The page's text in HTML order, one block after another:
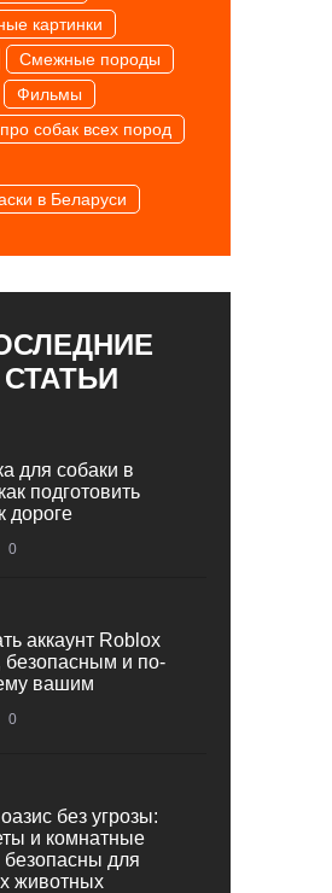
картинки
Смежные породы
Фильмы
собак всех пород
в Беларуси
СТАТЬИ
для собаки в
подготовить
дороге
0
аккаунт Roblox
и по-
вашим
0
без угрозы:
и комнатные
безопасны для
животных